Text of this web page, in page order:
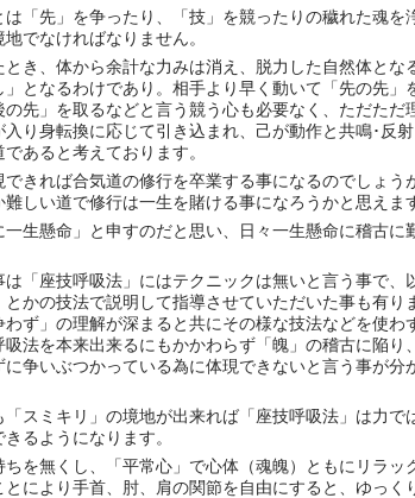
は「先」を争ったり、「技」を競ったりの穢れた魂を
でなければなりません。
とき、体から余計な力みは消え、脱力した自然体とな
となるわけであり。相手より早く動いて「先の先」
先」を取るなどと言う競う心も必要なく、ただただ
り身転換に応じて引き込まれ、己が動作と共鳴･反射
あると考えております。
きれば合気道の修行を卒業する事になるのでしょう
しい道で修行は一生を賭ける事になろうかと思えま
生懸命」と申すのだと思い、日々一生懸命に稽古に
「座技呼吸法」にはテクニックは無いと言う事で、
かの技法で説明して指導させていただいた事も有り
ず」の理解が深まると共にその様な技法などを使わ
法を本来出来るにもかかわらず「魄」の稽古に陥り、
に争いぶつかっている為に体現できないと言う事が分
スミキリ」の境地が出来れば「座技呼吸法」は力で
るようになります。
を無くし、「平常心」で心体（魂魄）ともにリラッ
とにより手首、肘、肩の関節を自由にすると、ゆっく